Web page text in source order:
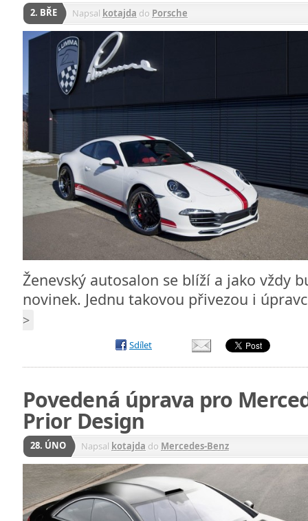
2. BŘE Napsal kotajda do Porsche
Ženevský autosalon se blíží a jako vždy
novinek. Jednu takovou přivezou i
>
Sdílet
Povedená úprava pro
Prior Design
28. ÚNO Napsal kotajda do Mercedes-Benz